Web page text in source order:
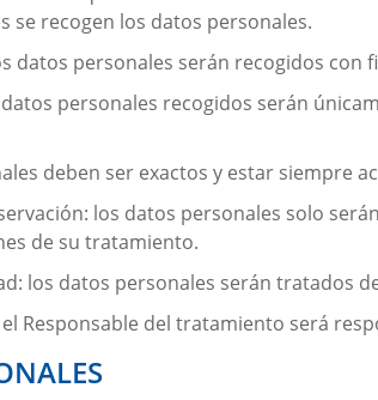
se recogen los datos personales.
datos personales serán recogidos con
personales recogidos serán
deben ser exactos y estar siempre
los datos personales solo
de su tratamiento.
los datos personales serán tratados
Responsable del tratamiento será